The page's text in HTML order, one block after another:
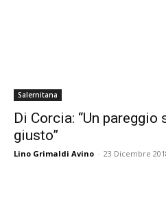
Salernitana
Di Corcia: “Un
giusto”
Lino Grimaldi Avino - 23 Dicembre